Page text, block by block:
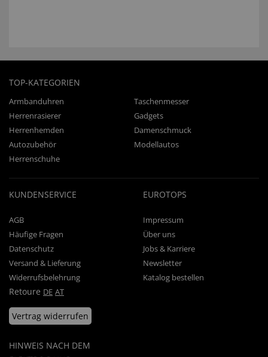
TOP-KATEGORIEN
Armbanduhren
Taschenmesser
Herrenrasierer
Gadgets
Herrenhemden
Damenschmuck
Autozubehör
Modellautos
Herrenschuhe
KUNDENSERVICE
AGB
Häufige Fragen
Datenschutz
Versand & Lieferung
Widerrufsbelehrung
Retoure DE AT
Vertrag widerrufen
HINWEIS NACH DEM
EUROTOPS
Impressum
Über uns
Jobs & Karriere
Newsletter
Katalog bestellen